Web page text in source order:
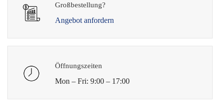
Großbestellung?
Angebot anfordern
Öffnungszeiten
Mon – Fri: 9:00 – 17:00